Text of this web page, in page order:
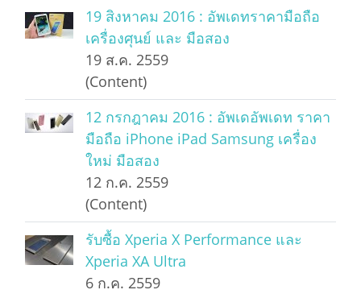
19 สิงหาคม 2016 : อัพเดทราคามือถือ
เครื่องศุนย์ และ มือสอง
19 ส.ค. 2559
(Content)
12 กรกฎาคม 2016 : อัพเดอัพเดท ราคา
มือถือ iPhone iPad Samsung เครื่อง
ใหม่ มือสอง
12 ก.ค. 2559
(Content)
รับซื้อ Xperia X Performance และ
Xperia XA Ultra
6 ก.ค. 2559